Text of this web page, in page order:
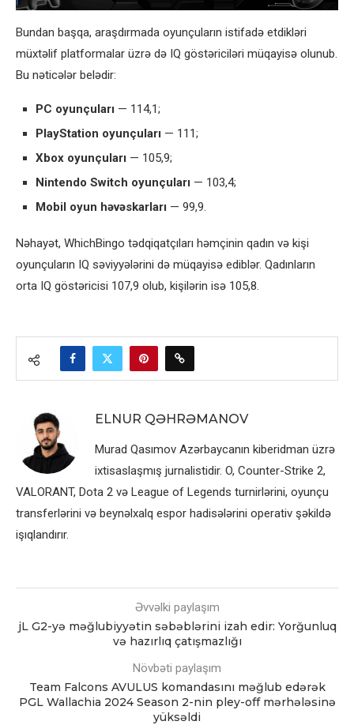
Bundan başqa, araşdırmada oyunçuların istifadə etdikləri
müxtəlif platformalar üzrə də IQ göstəriciləri müqayisə olunub.
Bu nəticələr belədir:
PC oyunçuları — 114,1;
PlayStation oyunçuları — 111;
Xbox oyunçuları — 105,9;
Nintendo Switch oyunçuları — 103,4;
Mobil oyun həvəskarları — 99,9.
Nəhayət, WhichBingo tədqiqatçıları həmçinin qadın və kişi
oyunçuların IQ səviyyələrini də müqayisə ediblər. Qadınların
orta IQ göstəricisi 107,9 olub, kişilərin isə 105,8.
ELNUR QƏHRƏMANOV
Murad Qasımov Azərbaycanın kiberidman üzrə
ixtisaslaşmış jurnalistidir. O, Counter-Strike 2,
VALORANT, Dota 2 və League of Legends turnirlərini, oyunçu
transferlərini və beynəlxalq espor hadisələrini operativ şəkildə
işıqlandırır.
Əvvəlki paylaşım
jL G2-yə məğlubiyyətin səbəblərini izah edir: Yorğunluq
və hazırlıq çatışmazlığı
Növbəti paylaşım
Team Falcons AVULUS komandasını məğlub edərək
PGL Wallachia 2024 Season 2-nin pley-off mərhələsinə
yüksəldi